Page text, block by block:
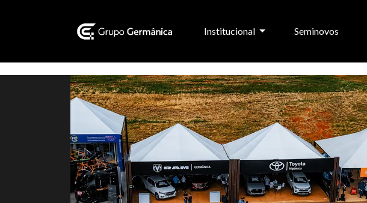
Institucional Seminovos